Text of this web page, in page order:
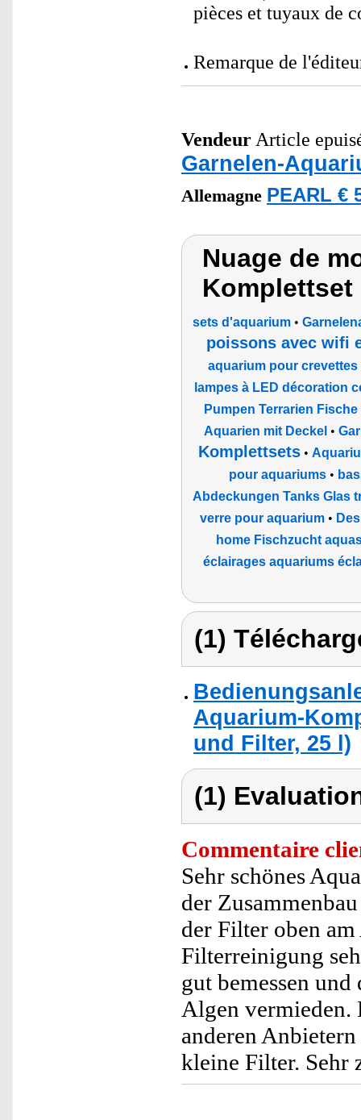
pièces et tuyaux de
Remarque de
Vendeur Article
Garnelen-
Allemagne PEARL €
Nuage de
Komplettset
sets d'aquarium •
poissons avec wifi
aquarium pour crevettes
lampes à LED décoration
Pumpen Terrarien
Aquarien mit Deckel •
Komplettsets •
pour aquariums•
Abdeckungen Tanks Glas
verre pour aquarium •
home Fischzucht
éclairages aquariums
(1)
Aquarium-
und Filter, 25 l)
(1)
Commentaire
Sehr schönes
der
der Filter oben
Filterreinigung
gut bemessen
Algen vermieden.
anderen
kleine Filter. Sehr